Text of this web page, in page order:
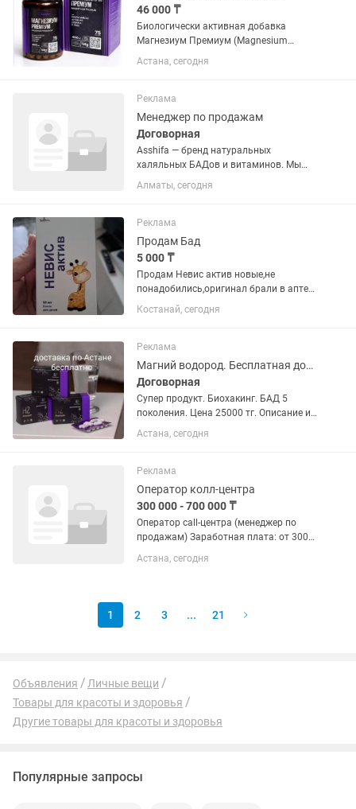
46 000 ₸
Биологически активная добавка
Магнезиум Премиум (Magnesium
Premium) Описание Magnesium
Premium Высокая концентрация
организма Magnesium Premium —
биологически...
Астана, сегодня
Реклама
Менеджер по продажам
Договорная
Asshifa — бренд натуральных
халяльных БАДов и витаминов. Мы
ищем мощного Клоузера, способного
эффективно доводить целевые заявки
звонков! Только горячая и тёплая
база...
Алматы, сегодня
Реклама
Продам Бад
5 000 ₸
Продам Невис актив новые,не
понадобились,оригинал брали в аптеке
за 6800
Костанай, сегодня
Реклама
Магний водород. Бесплатная доставка по Астане.
Договорная
Супер продукт. Биохакинг. БАД 5
поколения. Цена 25000 тг. Описание и
отзывы есть везде. Моя
эксклюзивность - бесплатная доставка
посмотрю. Пишите, звоните, будьте...
Астана, сегодня
Реклама
Оператор колл-центра
300 000 - 700 000 ₸
Оператор call-центра (менеджер по
продажам) Заработная плата: от 300
расширяем команду и ищем активных
Астана, сегодня
1 2 3 ... 21
Объявления
Личные вещи
Товары для красоты и здоровья
Другие товары для красоты и здоровья
Популярные запросы